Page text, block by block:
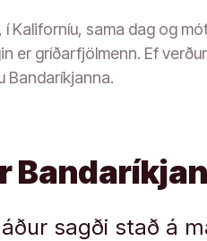
Kaliforníu, sama dag og
er gríðarfjölmenn. Ef
Bandaríkjanna.
sagði stað á